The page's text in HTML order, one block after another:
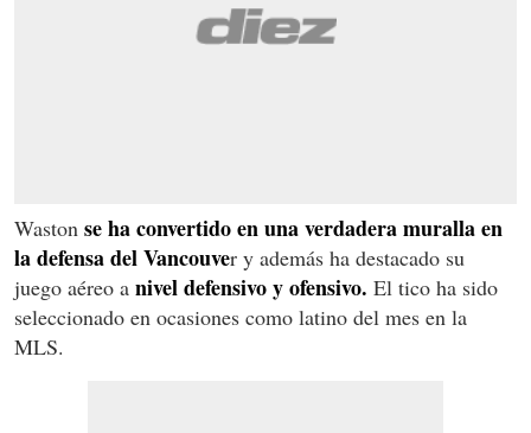
Waston se ha convertido en una verdadera muralla en
la defensa del Vancouver y además ha destacado su
juego aéreo a nivel defensivo y ofensivo. El tico ha sido
seleccionado en ocasiones como latino del mes en la
MLS.